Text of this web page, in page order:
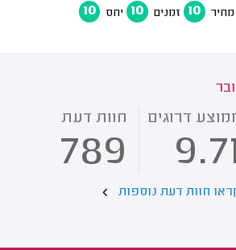
מחיר 10 זמנים 10 יחס 10
דרוגים חוות דעת
789
חוות דעת נוספות